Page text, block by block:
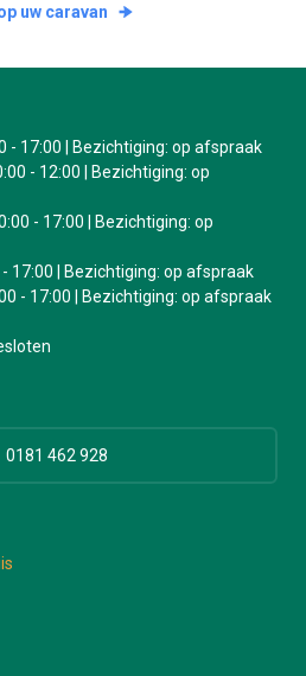
uw caravan
- 17:00 | Bezichtiging: op afspraak
- 12:00 | Bezichtiging: op
- 17:00 | Bezichtiging: op
17:00 | Bezichtiging: op afspraak
- 17:00 | Bezichtiging: op afspraak
0181 462 928